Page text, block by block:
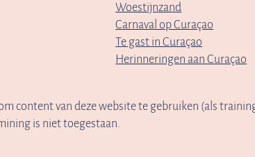
Woestijnzand
Carnaval op Curaçao
Te gast in Curaçao
Herinneringen aan Curaçao
content van deze website te gebruiken (als
is niet toegestaan.